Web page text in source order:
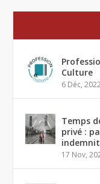
Culture
6 Déc,
Temps
privé :
17 Nov,